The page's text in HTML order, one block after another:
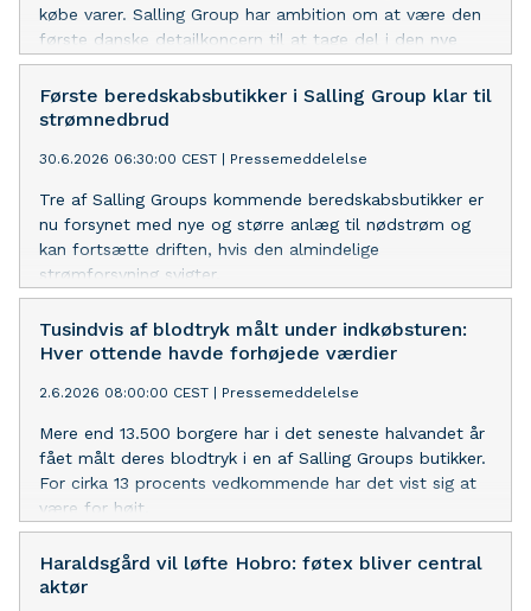
købe varer. Salling Group har ambition om at være den
første danske detailkoncern til at tage del i den nye
satsning på ‘agentic commerce’ i samarbejde med
Googles AI univers, Gemini.
Første beredskabsbutikker i Salling Group klar til
strømnedbrud
30.6.2026 06:30:00 CEST Pressemeddelelse
Tre af Salling Groups kommende beredskabsbutikker er
nu forsynet med nye og større anlæg til nødstrøm og
kan fortsætte driften, hvis den almindelige
strømforsyning svigter.
Tusindvis af blodtryk målt under indkøbsturen:
Hver ottende havde forhøjede værdier
2.6.2026 08:00:00 CEST Pressemeddelelse
Mere end 13.500 borgere har i det seneste halvandet år
fået målt deres blodtryk i en af Salling Groups butikker.
For cirka 13 procents vedkommende har det vist sig at
være for højt.
Haraldsgård vil løfte Hobro: føtex bliver central
aktør